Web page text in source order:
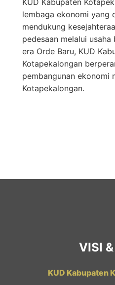
KUD Kabupaten
lembaga ekonomi yang
mendukung
pedesaan melalui
era Orde Baru, KUD
Kotapekalongan
pembangunan ekonomi
Kotapekalongan.
VISI
KUD Kabupaten